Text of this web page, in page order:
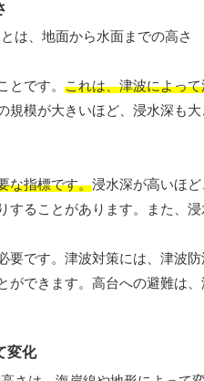
とです。 これは、津波によっ
規模が大きいほど、浸水深も
な指標です。浸水深が高いほ
ることがあります。また、
です。津波対策には、津波
できます。高台への避難は
変化